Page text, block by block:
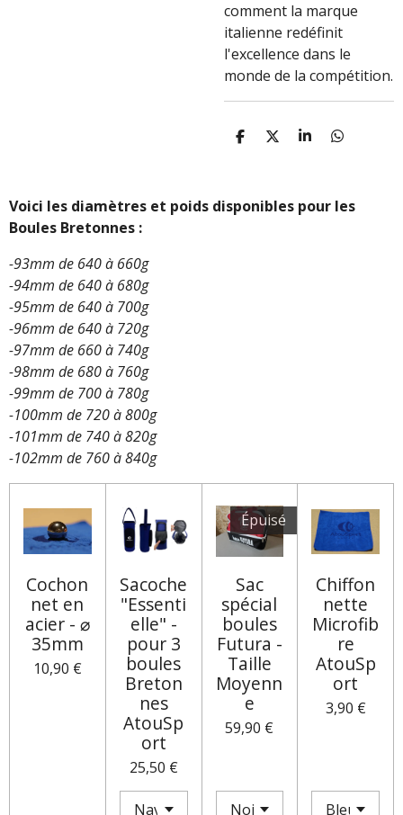
comment la marque
italienne redéfinit
l'excellence dans le
monde de la compétition.
P
G
P
A
G
P
G
P
A
G
Voici les diamètres et poids disponibles pour les
Boules Bretonnes :
-93mm de 640 à 660g
-94mm de 640 à 680g
-95mm de 640 à 700g
-96mm de 640 à 720g
-97mm de 660 à 740g
-98mm de 680 à 760g
-99mm de 700 à 780g
-100mm de 720 à 800g
-101mm de 740 à 820g
-102mm de 760 à 840g
Cochon
net en
acier - ⌀
35mm
10,90 €
Sacoche
"Essenti
elle" -
pour 3
boules
Breton
nes
AtouSp
ort
25,50 €
Épuisé
Sac
spécial
boules
Futura -
Taille
Moyenn
e
59,90 €
Chiffon
nette
Microfib
re
AtouSp
ort
3,90 €